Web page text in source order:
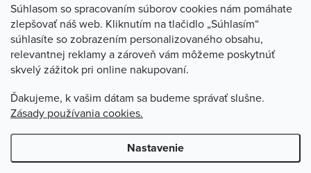
Súhlasom so spracovaním súborov cookies nám pomáhate
zlepšovať náš web. Kliknutím na tlačidlo „Súhlasím“
súhlasíte so zobrazením personalizovaného obsahu,
relevantnej reklamy a zároveň vám môžeme poskytnúť
skvelý zážitok pri online nakupovaní.
Ďakujeme, k vašim dátam sa budeme správať slušne.
Zásady používania cookies.
Nastavenie
O Stevula
Poradňa
Copyright 2026Stevula.sk. Všetky práva vyhradené.Upraviť